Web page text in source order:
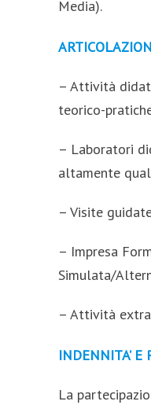
Media).
– Attività
teorico-
– Laboratori
altamente
– Visite
– Impresa
Simulata/
– Attività
INDENNITA’ E
La